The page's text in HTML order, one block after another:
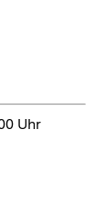
Uhr